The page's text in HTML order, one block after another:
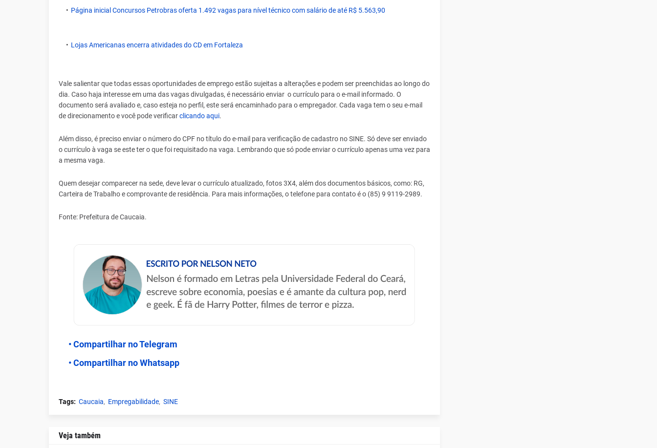
Página inicial Concursos Petrobras oferta 1.492 vagas para nível técnico com salário de até R$ 5.563,90
Lojas Americanas encerra atividades do CD em Fortaleza
Vale salientar que todas essas oportunidades de emprego estão sujeitas a alterações e podem ser preenchidas ao longo do
dia. Caso haja interesse em uma das vagas divulgadas, é necessário enviar o currículo para o e-mail informado. O
documento será avaliado e, caso esteja no perfil, este será encaminhado para o empregador. Cada vaga tem o seu e-mail
de direcionamento e você pode verificarclicando aqui.
Além disso, é preciso enviar o número do CPF no título do e-mail para verificação de cadastro no SINE. Só deve ser enviado
o currículo à vaga se este ter o que foi requisitado na vaga. Lembrando que só pode enviar o currículo apenas uma vez para
a mesma vaga.
Quem desejar comparecer na sede, deve levar o currículo atualizado, fotos 3X4, além dos documentos básicos, como: RG,
Carteira de Trabalho e comprovante de residência. Para mais informações, o telefone para contato é o (85) 9 9119-2989.
Fonte: Prefeitura de Caucaia.
• Compartilhar no Telegram
• Compartilhar no Whatsapp
Tags: Caucaia Empregabilidade SINE
Veja também